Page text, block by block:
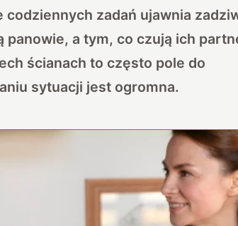
zadań ujawnia
a tym, co czują ich
ścianach to często pole do
sytuacji jest ogromna.